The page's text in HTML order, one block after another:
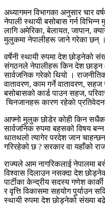
अध्यागमन विभागका अनुसार चार
नेपाली स्थायी बसोबास गर्न
लागि अमेरिका,बेलायत,जापान,
मुलुकमा नेपालीहरू जाने गरेका छन् ।
वर्षेनी स्थायी रुपमा देश छोड्नेको
संगठनले नेपालीहरू किन देश
सार्वजनिक गरेको थियो ।
वातावरण,काम गर्ने वातावरण,सहज
बसोबासको कार्ड पाउन सहज,
चिनजानहरू कारण रहेकाे
आफ्नो मुलुक छोडेर कोही किन
सार्वजनिक रुपमा बहसको विषय
थातथलो त्यागेर परदेश जान चाहन्छन्
गरिरहेको छ?सरकार वा यहाँको
राज्यले आम नागरिकलाई नेपालमा
विश्वास दिलाउन नसक्दा देश
पार्टीका केन्द्रीय सदस्य गणेश
र वृत्ति विकासमा सहयोग पुर्याउन
स्थायी रुपमा देश छोड्नेको संख्या